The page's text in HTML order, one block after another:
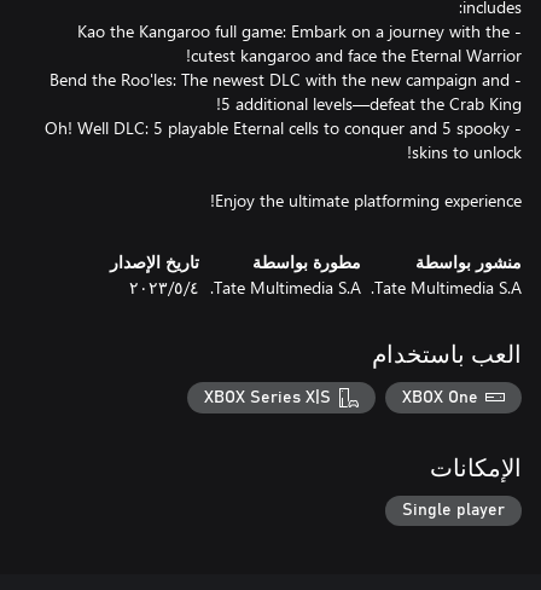
- Kao the Kangaroo full game: Embark on a journey with the
- Bend the Roo'les: The newest DLC with the new campaign and
- Oh! Well DLC: 5 playable Eternal cells to conquer and 5 spooky
Enjoy the ultimate platforming experience!
منشور بواسطة
Tate Multimedia S.A.
مطورة بواسطة
Tate Multimedia S.A.
تاريخ الإصدار
٤‏/٥‏/٢٠٢٣
العب باستخدام
XBOX One
XBOX Series X|S
الإمكانات
Single player